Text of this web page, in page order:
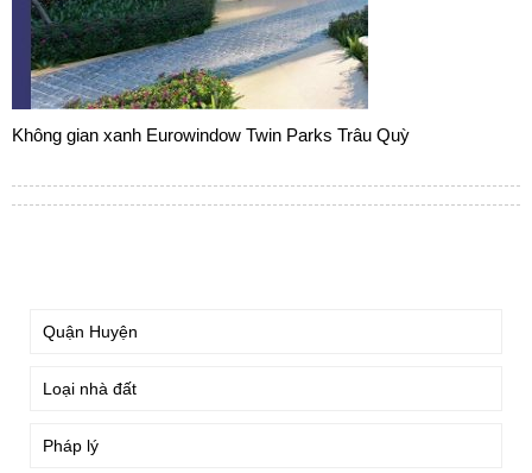
Không gian xanh Eurowindow Twin Parks Trâu Quỳ